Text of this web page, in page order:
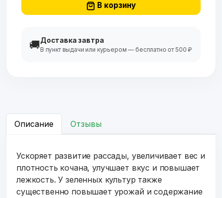
В корзину
🚚Доставка завтра
В пункт выдачи или курьером — бесплатно от 500 ₽
Описание Отзывы
Ускоряет развитие рассады, увеличивает вес и
плотность кочана, улучшает вкус и повышает
лежкость. У зеленных культур также
существенно повышает урожай и содержание